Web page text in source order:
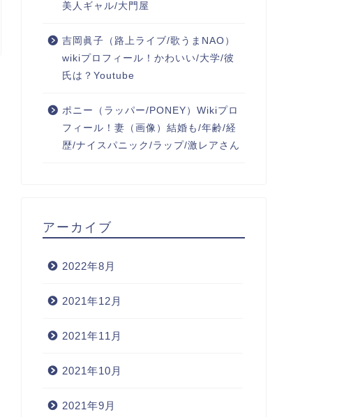
美人ギャル/大門屋
吉岡眞子（路上ライブ/歌うまNAO）
wikiプロフィール！かわいい/大学/彼
氏は？Youtube
ポニー（ラッパー/PONEY）Wikiプロ
フィール！妻（画像）結婚も/年齢/経
歴/ナイスパニック/ラップ/激レアさん
アーカイブ
2022年8月
2021年12月
2021年11月
2021年10月
2021年9月